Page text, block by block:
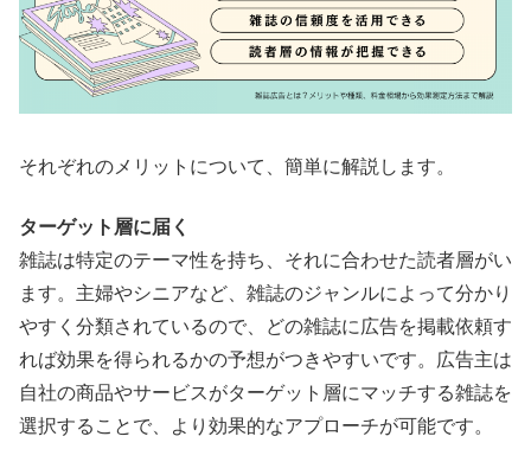
それぞれのメリットについて、簡単に解説します。
ターゲット層に届く
雑誌は特定のテーマ性を持ち、それに合わせた読者層がい
ます。主婦やシニアなど、雑誌のジャンルによって分かり
やすく分類されているので、どの雑誌に広告を掲載依頼す
れば効果を得られるかの予想がつきやすいです。広告主は
自社の商品やサービスがターゲット層にマッチする雑誌を
選択することで、より効果的なアプローチが可能です。